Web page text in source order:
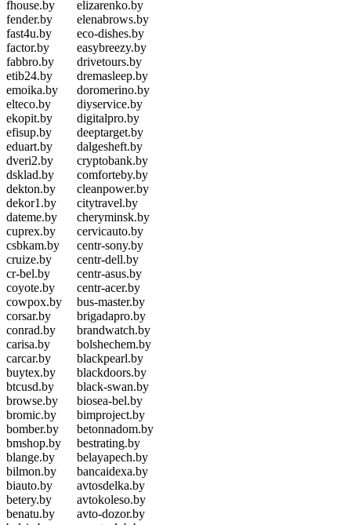
fhouse.by
fender.by
fast4u.by
factor.by
fabbro.by
etib24.by
emoika.by
elteco.by
ekopit.by
efisup.by
eduart.by
dveri2.by
dsklad.by
dekton.by
dekor1.by
dateme.by
cuprex.by
csbkam.by
cruize.by
cr-bel.by
coyote.by
cowpox.by
corsar.by
conrad.by
carisa.by
carcar.by
buytex.by
btcusd.by
browse.by
bromic.by
bomber.by
bmshop.by
blange.by
bilmon.by
biauto.by
betery.by
benatu.by
elizarenko.by
elenabrows.by
eco-dishes.by
easybreezy.by
drivetours.by
dremasleep.by
doromerino.by
diyservice.by
digitalpro.by
deeptarget.by
dalgesheft.by
cryptobank.by
comforteby.by
cleanpower.by
citytravel.by
cheryminsk.by
cervicauto.by
centr-sony.by
centr-dell.by
centr-asus.by
centr-acer.by
bus-master.by
brigadapro.by
brandwatch.by
bolshechem.by
blackpearl.by
blackdoors.by
black-swan.by
biosea-bel.by
bimproject.by
betonnadom.by
bestrating.by
belayapech.by
bancaidexa.by
avtosdelka.by
avtokoleso.by
avto-dozor.by